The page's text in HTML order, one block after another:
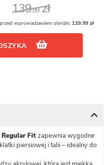
139,99zł
wprowadzeniem obniżki: 139.99 zł
Regular Fit zapewnia wygodne
piersiowej i talii – idealny do